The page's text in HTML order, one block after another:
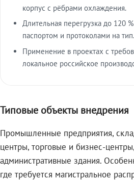
корпус с рёбрами охлаждения.
Длительная перегрузка до 120
паспортом и протоколами на тип.
Применение в проектах с
локальное российское
Типовые объекты внедрения
Промышленные предприятия,
центры, торговые и бизнес-
административные здания.
где требуется магистральное